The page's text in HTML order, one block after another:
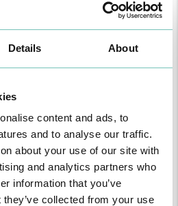
Details About
content and ads, to
and to analyse our traffic.
about your use of our site with
and analytics partners who
information that you’ve
collected from your use